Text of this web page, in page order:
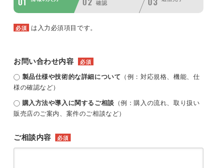
確認
必須 は入力必須項目です。
お問い合わせ内容 必須
製品仕様や技術的な詳細について （例：対応規格、機能、仕
様の確認など）
購入方法や導入に関するご相談 （例：購入の流れ、取り扱い
販売店のご案内、案件のご相談など）
ご相談内容 必須